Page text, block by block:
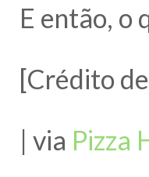
E então, o
[Crédito
| via Pizza